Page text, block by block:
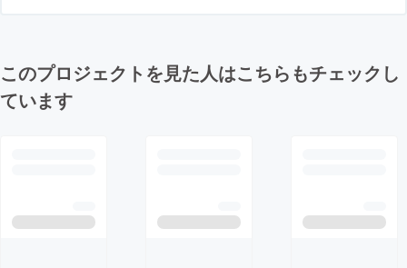
このプロジェクトを見た人はこちらもチェックし
ています